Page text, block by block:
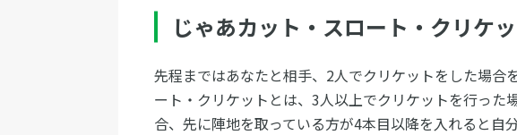
じゃあカット・スロート・クリケ
先程まではあなたと相手、2人でクリケットをした場合
ート・クリケットとは、3人以上でクリケットを行った
合、先に陣地を取っている方が4本目以降を入れると自